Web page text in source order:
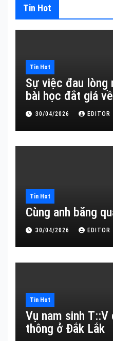
Tin Hot
Tin Hot
Sự việc đau lòng
bài học đắt giá
30/04/2026 EDITOR
Tin Hot
Cùng anh băng
30/04/2026 EDITOR
Tin Hot
Vụ nam sinh T::V
thông ở Đắk Lắk